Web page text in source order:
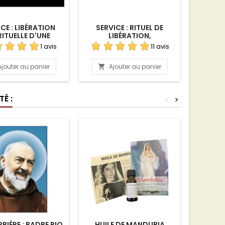
: LIBÉRATION
D'UNE
PERSONNE 1 avis
au panier
SERVICE : RITUEL DE
LIBÉRATION,
PURIFICATION ET
BÉNÉDICTION D'UN LIEU À
DISTANCE
11 avis
 Ajouter au panier
: >
<